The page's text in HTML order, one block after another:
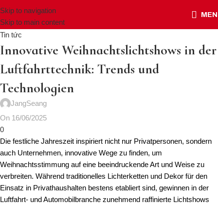
Skip to navigation
Skip to main content
Tin tức
Innovative Weihnachtslichtshows in der
Luftfahrttechnik: Trends und
Technologien
JangSeang
On 16/06/2025
0
Die festliche Jahreszeit inspiriert nicht nur Privatpersonen, sondern
auch Unternehmen, innovative Wege zu finden, um
Weihnachtsstimmung auf eine beeindruckende Art und Weise zu
verbreiten. Während traditionelles Lichterketten und Dekor für den
Einsatz in Privathaushalten bestens etabliert sind, gewinnen in der
Luftfahrt- und Automobilbranche zunehmend raffinierte Lichtshows